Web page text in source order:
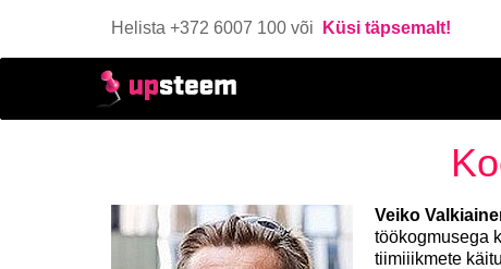
Helista +372 6007 100 või Küsi täpsemalt!
Veiko
töökogmusega
tiimiiikmete